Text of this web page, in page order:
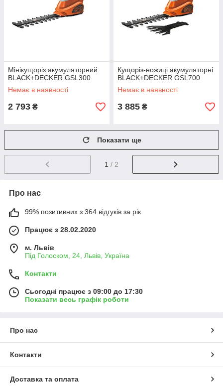
Мінікущоріз акумуляторний
BLACK+DECKER GSL300
Немає в наявності
2 793 ₴
Кущоріз-ножиці акумуляторні
BLACK+DECKER GSL700
Немає в наявності
3 885 ₴
Показати ще
1 / 2
Про нас
99% позитивних з 364 відгуків за рік
Працює з 28.02.2020
м. Львів
Під Голоском, 24, Львів, Україна
Контакти
Сьогодні працює з 09:00 до 17:30
Показати весь графік роботи
Про нас
Контакти
Доставка та оплата